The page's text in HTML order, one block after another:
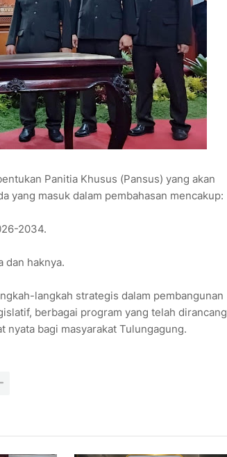
Panitia Khusus (Pansus) yang akan
yang masuk dalam pembahasan mencakup:
2034.
dan haknya.
langkah strategis dalam pembangunan
berbagai program yang telah dirancang
nyata bagi masyarakat Tulungagung.